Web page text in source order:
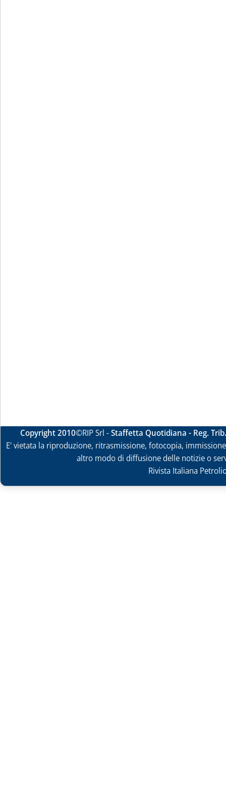
Copyright 2010©RIP Srl -Staffetta Quotidiana - Reg.
E' vietata la riproduzione, ritrasmissione, fotocopia,
altro modo di diffusione delle notizie o
Rivista Italiana